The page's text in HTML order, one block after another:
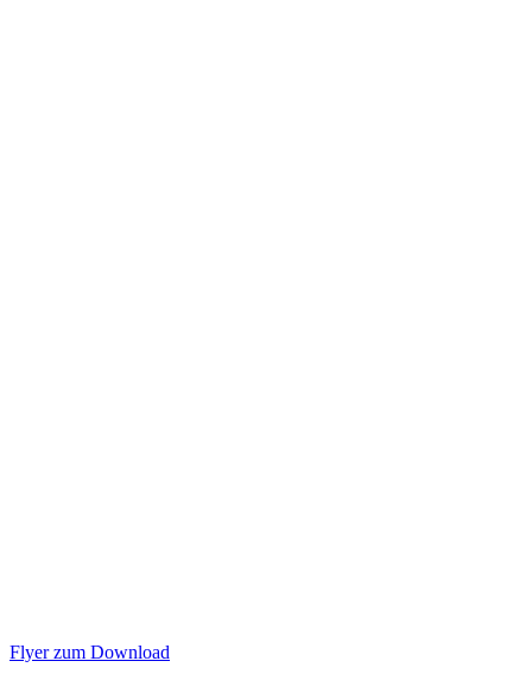
Flyer zum Download